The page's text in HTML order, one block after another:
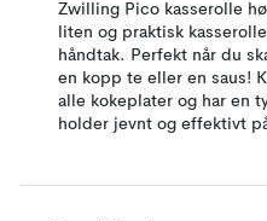
Zwilling Pico kasserolle
liten og praktisk
håndtak. Perfekt når du
en kopp te eller en saus!
alle kokeplater og har en
holder jevnt og effektivt